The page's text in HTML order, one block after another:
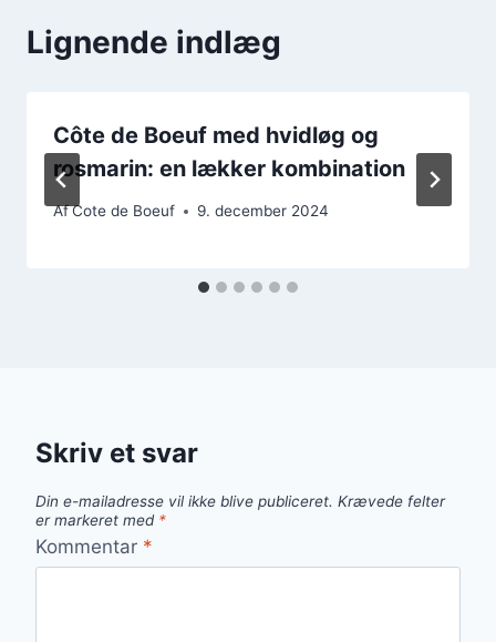
Lignende indlæg
Côte de Boeuf med hvidløg og
rosmarin: en lækker kombination
AfCote de Boeuf 9. december 2024
Skriv et svar
Din e-mailadresse vil ikke blive publiceret. Krævede felter
er markeret med *
Kommentar *